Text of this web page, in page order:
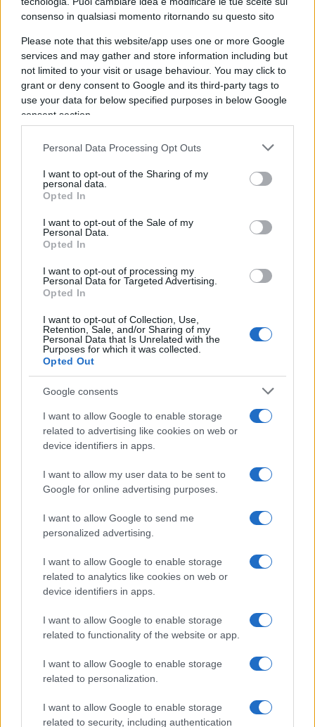
consenso in qualsiasi momento ritornando su questo sito
Please note that this website/app uses one or more Google
services and may gather and store information including but
not limited to your visit or usage behaviour. You may click to
grant or deny consent to Google and its third-party tags to
use your data for below specified purposes in below Google
consent section.
Personal Data Processing Opt Outs
I want to opt-out of the Sharing of my
personal data.
Opted In
I want to opt-out of the Sale of my
Personal Data.
Opted In
I want to opt-out of processing my
Personal Data for Targeted Advertising.
Opted In
I want to opt-out of Collection, Use,
Retention, Sale, and/or Sharing of my
Personal Data that Is Unrelated with the
Purposes for which it was collected.
Opted Out
Google consents
I want to allow Google to enable storage
related to advertising like cookies on web or
device identifiers in apps.
I want to allow my user data to be sent to
Google for online advertising purposes.
I want to allow Google to send me
personalized advertising.
I want to allow Google to enable storage
related to analytics like cookies on web or
device identifiers in apps.
I want to allow Google to enable storage
related to functionality of the website or app.
I want to allow Google to enable storage
related to personalization.
I want to allow Google to enable storage
related to security, including authentication
dell’elettorato, quasi 11 milioni di voti espressi,
mantenere in vita il Parlamento.
Leggi anche:
Occhio a demonizzare i voti di Marine Le Pen
Ma le tristi e avvilenti cronache transalpine non
finiscono qui. Nelle ultime ore è diventato virale
un video girato all’Assemblea nazionale durante
l’elezione del “nuovo presidente”. Sì, perchè molti
deputati di sinistrahanno negato la stretta di
mano a Flavien Termet
, il deputato più giovane
National, che vigilava sulla corretta procedura di
voto. “Non stringiamo la mano all’estrema destra.
Mai”, la patetica rivendicazione di Louis Boyard. E
ancora: “Non stringo la mano ai deputati del RN
fuori dall’Assemblea, non vedo perché dovrei farlo
all’interno”, ha rilanciato Antoine Léaument. Ma
c’è chi si è superato, come François Piquemal: il
stringere la mano al giovane collega ha mimato
un sasso-carta-forbici. Ecco la democrazia
francese, una vergogna senza fine